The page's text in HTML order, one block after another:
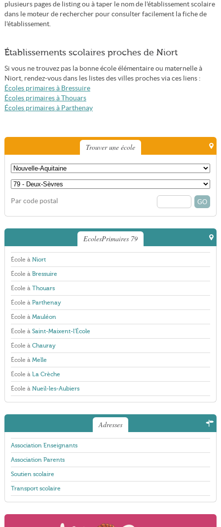
plusieurs pages de listing ou à taper le nom de l'établissement scolaire
dans le moteur de rechercher pour consulter facilement la fiche de
l'établissement.
Établissements scolaires proches de Niort
Si vous ne trouvez pas la bonne école élémentaire ou maternelle à
Niort, rendez-vous dans les listes des villes proches via ces liens :
Écoles primaires à Bressuire
Écoles primaires à Thouars
Écoles primaires à Parthenay
Trouver une école
Par code postal
EcolesPrimaires 79
École à Niort
École à Bressuire
École à Thouars
École à Parthenay
École à Mauléon
École à Saint-Maixent-l'École
École à Chauray
École à Melle
École à La Crèche
École à Nueil-les-Aubiers
Adresses
Association Enseignants
Association Parents
Soutien scolaire
Transport scolaire